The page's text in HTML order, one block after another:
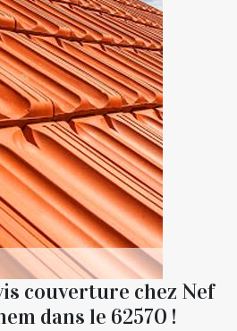
couverture chez Nef
dans le 62570 !